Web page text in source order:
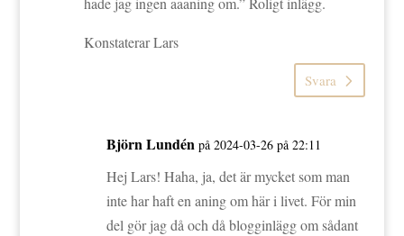
Konstaterar Lars
Svara
Björn Lundén på 2024-03-26 på 22:11
Hej Lars! Haha, ja, det är mycket som man
inte har haft en aning om här i livet. För min
del gör jag då och då blogginlägg om sådant